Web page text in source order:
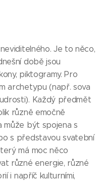
Je to něco,
době jsou
piktogramy. Pro
archetypu (např. sova
Každý předmět
různě emočně
může být spojena s
s představou svatební
má moc něco
různé energie, různé
i napříč kulturními,